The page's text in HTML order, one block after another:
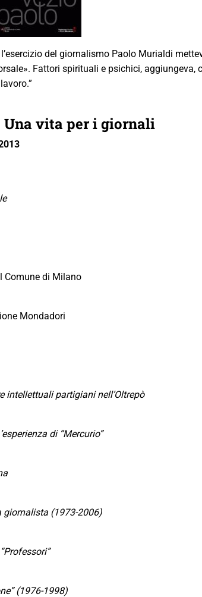
del giornalismo Paolo Murialdi
Fattori spirituali e psichici, aggiungeva,
vita per i giornali
Comune di Milano
Mondadori
intellettuali partigiani nell’Oltrepò
di “Mercurio”
giornalista (1973-2006)
(1976-1998)